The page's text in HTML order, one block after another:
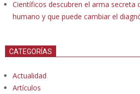
Científicos descubren el arma secreta
humano y que puede cambiar el
CATEGORÍAS
Actualidad
Artículos